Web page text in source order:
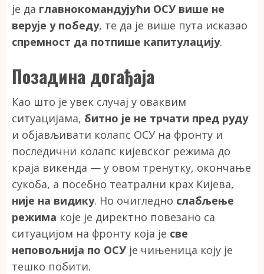
је да главнокомандујући ОСУ више не
верује у победу, те да је више пута исказао
спремност да потпише капитулацију.
Позадина догађаја
Као што је увек случај у оваквим
ситуацијама, битно је не трчати пред руду
и објављивати колапс ОСУ на фронту и
последични колапс кијевског режима до
краја викенда — у овом тренутку, окончање
сукоба, а посебно театрални крах Кијева,
није на видику. Но очигледно слабљење
режима које је директно повезано са
ситуацијом на фронту која је све
неповољнија по ОСУ је чињеница коју је
тешко побити.